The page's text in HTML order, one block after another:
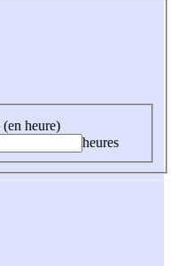
heure)
heures